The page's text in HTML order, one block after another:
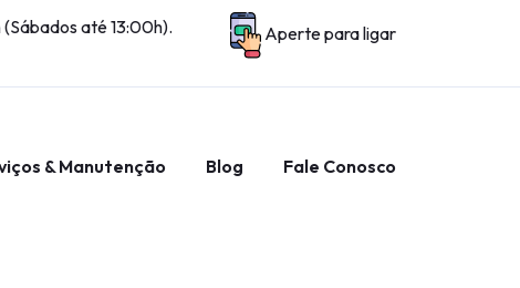
até 13:00h). Aperte para ligar
& Manutenção Blog Fale Conosco